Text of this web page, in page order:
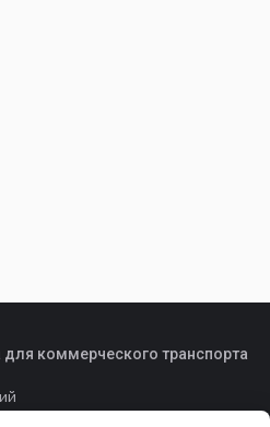
коммерческого транспорта